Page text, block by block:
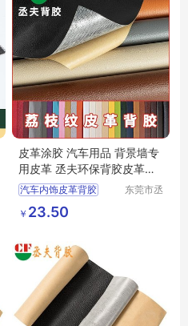
皮革涂胶 汽车用品 背景墙专
用皮革 丞夫环保背胶皮革生
产 厂家批发
汽车内饰皮革背胶
干式pu背胶
皮革上不干胶
东莞市丞
￥ 23.50